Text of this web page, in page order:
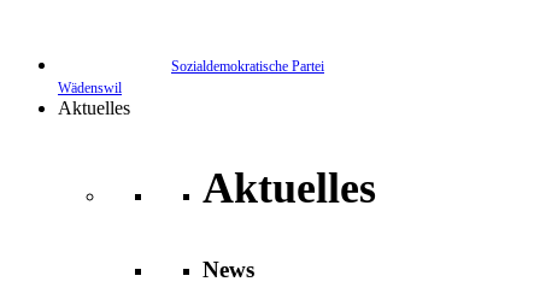
Sozialdemokratische Partei
Wädenswil
Aktuelles
Aktuelles
News